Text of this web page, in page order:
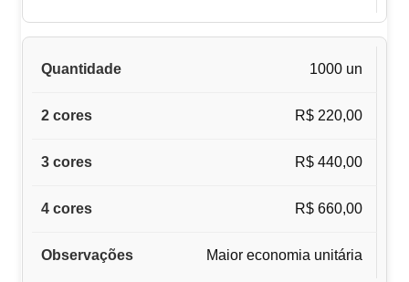
1000 un
R$ 220,00
R$ 440,00
R$ 660,00
Maior economia unitária